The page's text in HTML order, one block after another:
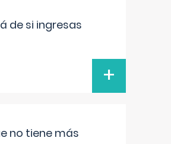
de si ingresas
+
no tiene más